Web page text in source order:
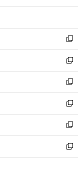
開
ウ
開
く
ン
ウ
で
開
く
ウ
ン
ド
ウ
で
開
く
新
し
い
ウ
ィ
ン
ド
ウ
で
開
く
新
し
い
ウ
ィ
ン
ド
ウ
で
開
新
し
い
ウ
ィ
ン
ド
ウ
新
し
い
ウ
ィ
ン
新
し
い
ウ
新
し